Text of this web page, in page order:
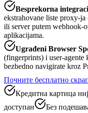
Besprekorna
ekstrahovane liste proxy-
ili server putem webhook-
aplikacijama.
Ugrađeni Browser
(fingerprints) i user-
bezbedno navigirate kroz
Почните бесплатно
Кредитна картица
доступан
Без